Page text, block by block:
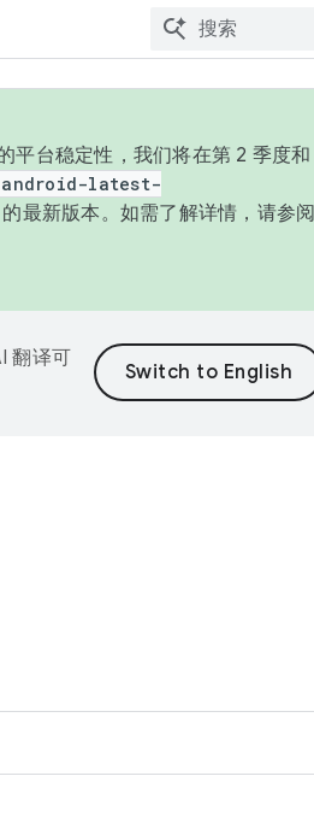
平台稳定性，我们将在第 2 季度和
android-latest-
最新版本。如需了解详情，请参阅
翻译可